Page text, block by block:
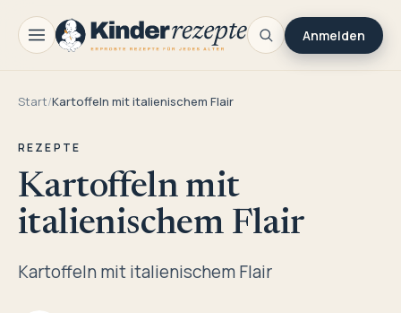
Anmelden
Start/Kartoffeln mit italienischem Flair
REZEPTE
Kartoffeln mit
italienischem Flair
Kartoffeln mit italienischem Flair